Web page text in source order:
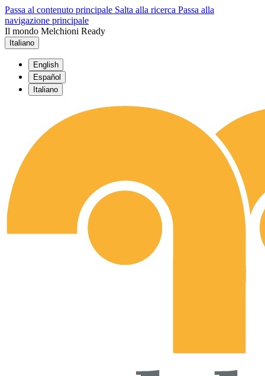
Passa al contenuto principale Salta alla ricerca Passa alla
navigazione principale
Il mondo Melchioni Ready
Italiano
English
Español
Italiano